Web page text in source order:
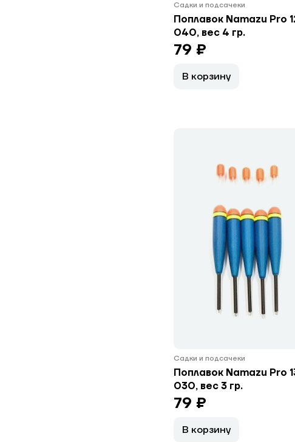
Садки и подсачеки
Поплавок Namazu Pro
040, вес 4 гр.
79 ₽
В корзину
Садки и подсачеки
Поплавок Namazu Pro
030, вес 3 гр.
79 ₽
В корзину